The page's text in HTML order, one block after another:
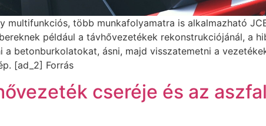
multifunkciós, több munkafolyamatra is alkalmazható
például a távhővezetékek rekonstrukciójánál, a
betonburkolatokat, ásni, majd visszatemetni a
[ad_2] Forrás
cseréje és az